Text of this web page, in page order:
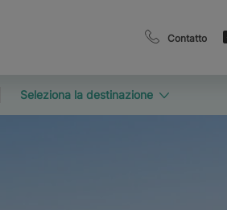
Contatto
Seleziona la destinazione